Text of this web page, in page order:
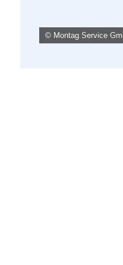
© Montag Service